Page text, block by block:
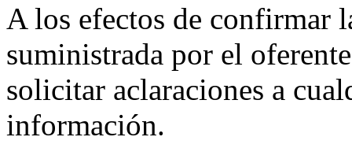
A los efectos de confirmar
suministrada por el
solicitar aclaraciones a
información.